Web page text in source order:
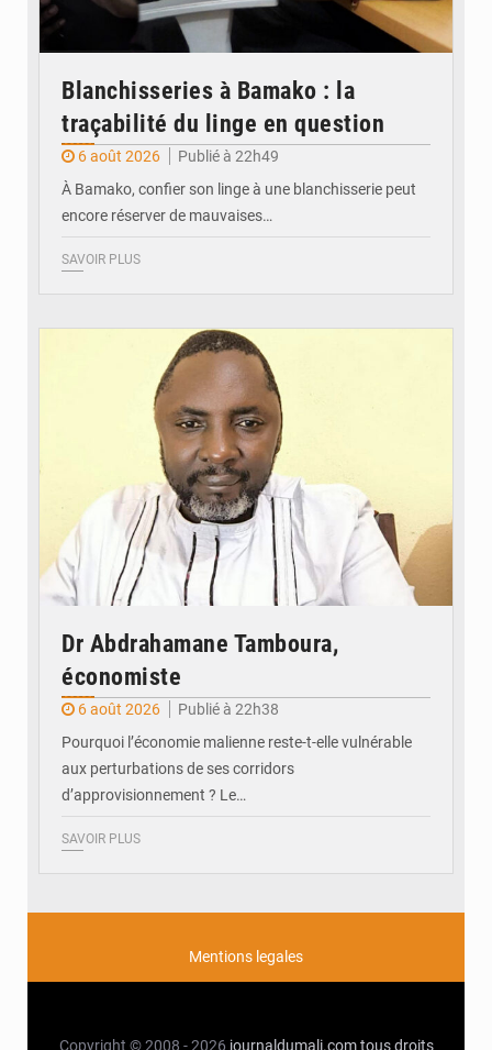
Blanchisseries à Bamako : la
traçabilité du linge en question
6 août 2026
Publié à 22h49
À Bamako, confier son linge à une blanchisserie peut
encore réserver de mauvaises…
SAVOIR PLUS
Dr Abdrahamane Tamboura,
économiste
6 août 2026
Publié à 22h38
Pourquoi l’économie malienne reste-t-elle vulnérable
aux perturbations de ses corridors
d’approvisionnement ? Le…
SAVOIR PLUS
Mentions legales
Copyright © 2008 - 2026 journaldumali.com tous droits